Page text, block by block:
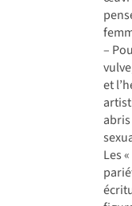
–
et
Les